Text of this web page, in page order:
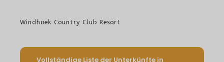
Windhoek Country Club Resort
Vollständige Liste der Unterkünfte in